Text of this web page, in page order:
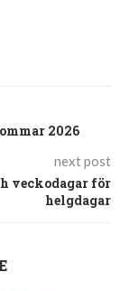
2026
next post
veckodagar för
helgdagar